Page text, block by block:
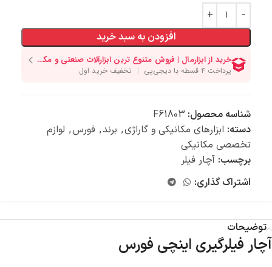
افزودن به سبد خرید
شناسه محصول: F61803
دسته: ابزارهای مکانیکی و گاراژی, برند, فورس, لوازم
تخصصی مکانیکی
برچسب: آچار فیلر
اشتراک گذاری:
توضیحات
آچار فیلرگیری اینچی فورس